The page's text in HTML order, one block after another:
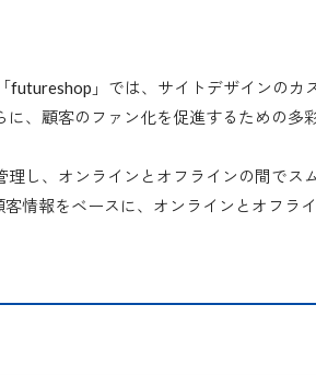
futureshop」では、サイトデザインのカ
、顧客のファン化を促進するための多
し、オンラインとオフラインの間でス
情報をベースに、オンラインとオフラ